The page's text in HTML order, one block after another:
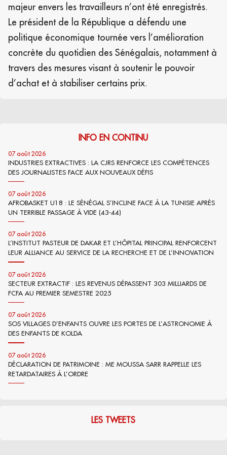
majeur envers les travailleurs n’ont été enregistrés.
Le président de la République a défendu une
politique économique tournée vers l’amélioration
concrète du quotidien des Sénégalais, notamment à
travers des mesures visant à soutenir le pouvoir
d’achat et à stabiliser certains prix.
INFO EN CONTINU
07 août 2026
INDUSTRIES EXTRACTIVES : LA CJRS RENFORCE LES COMPÉTENCES
DES JOURNALISTES FACE AUX NOUVEAUX DÉFIS
07 août 2026
AFROBASKET U18 : LE SÉNÉGAL S’INCLINE FACE À LA TUNISIE APRÈS
UN TERRIBLE PASSAGE À VIDE (43-44)
07 août 2026
L’INSTITUT PASTEUR DE DAKAR ET L’HÔPITAL PRINCIPAL RENFORCENT
LEUR ALLIANCE AU SERVICE DE LA RECHERCHE ET DE L’INNOVATION
07 août 2026
SECTEUR EXTRACTIF : LES REVENUS DÉPASSENT 303 MILLIARDS DE
FCFA AU PREMIER SEMESTRE 2025
07 août 2026
SOS VILLAGES D’ENFANTS OUVRE LES PORTES DE L’ASTRONOMIE À
DES ENFANTS DE KOLDA
07 août 2026
DÉCLARATION DE PATRIMOINE : ME MOUSSA SARR RAPPELLE LES
RETARDATAIRES À L’ORDRE
LES TWEETS